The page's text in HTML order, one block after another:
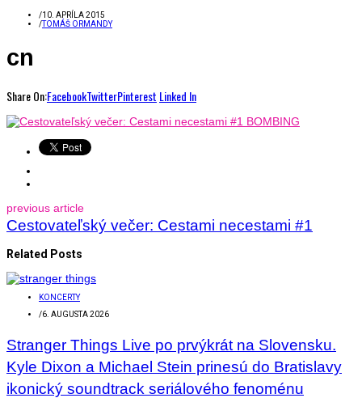
/10. APRÍLA 2015
/TOMÁŠ ORMANDY
cn
Share On:FacebookTwitterPinterest Linked In
previous article
Cestovateľský večer: Cestami necestami #1
Related Posts
KONCERTY
/6. AUGUSTA 2026
Stranger Things Live po prvýkrát na Slovensku.
Kyle Dixon a Michael Stein prinesú do Bratislavy
ikonický soundtrack seriálového fenoménu